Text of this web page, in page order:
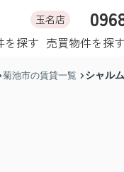
玉名店
を探す 売買物件を探す
菊池市の賃貸一覧 シャル